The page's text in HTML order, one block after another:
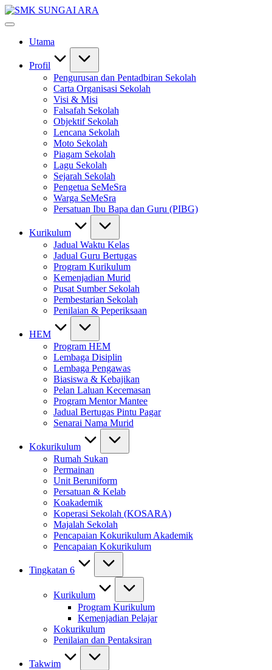
Skip
to
#KetekunanNadiKecemerlangan
#SeMeSradiHati
Utama
Profil
Pengurusan dan Pentadbiran Sekolah
Carta Organisasi Sekolah
Visi & Misi
Falsafah Sekolah
Objektif Sekolah
Lencana Sekolah
Moto Sekolah
Piagam Sekolah
Lagu Sekolah
Sejarah Sekolah
Pengetua SeMeSra
Warga SeMeSra
Persatuan Ibu Bapa dan Guru (PIBG)
Kurikulum
Jadual Waktu Kelas
Jadual Guru Bertugas
Program Kurikulum
Kemenjadian Murid
Pusat Sumber Sekolah
Pembestarian Sekolah
Penilaian & Peperiksaan
HEM
Program HEM
Lembaga Disiplin
Lembaga Pengawas
Biasiswa & Kebajikan
Pelan Laluan Kecemasan
Program Mentor Mantee
Jadual Bertugas Pintu Pagar
Senarai Nama Murid
Kokurikulum
Rumah Sukan
Permainan
Unit Beruniform
Persatuan & Kelab
Koakademik
Koperasi Sekolah (KOSARA)
Majalah Sekolah
Pencapaian Kokurikulum Akademik
Pencapaian Kokurikulum
Tingkatan 6
Kurikulum
Program Kurikulum
Kemenjadian Pelajar
Kokurikulum
Penilaian dan Pentaksiran
Takwim